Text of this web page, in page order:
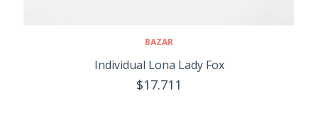
BAZAR
Individual Lona Lady Fox
$17.711